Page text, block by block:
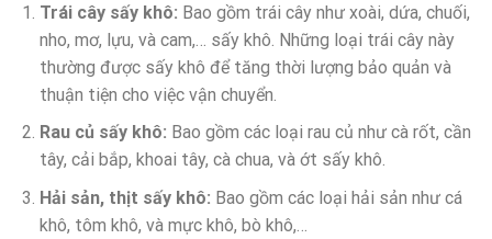
Trái cây sấy khô: Bao gồm trái cây như xoài, dứa, chuối,
nho, mơ, lựu, và cam,… sấy khô. Những loại trái cây này
thường được sấy khô để tăng thời lượng bảo quản và
thuận tiện cho việc vận chuyển.
Rau củ sấy khô: Bao gồm các loại rau củ như cà rốt, cần
tây, cải bắp, khoai tây, cà chua, và ớt sấy khô.
Hải sản, thịt sấy khô: Bao gồm các loại hải sản như cá
khô, tôm khô, và mực khô, bò khô,…